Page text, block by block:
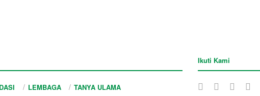
LEMBAGA TANYA ULAMA
Ikuti Kami